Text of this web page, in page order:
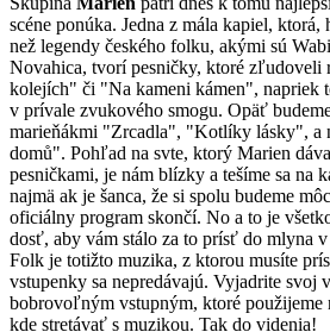
scéne ponúka. Jedna z mála kapiel, ktorá,
než legendy českého folku, akými sú
Novahica, tvorí pesničky, ktoré zľudoveli
kolejích" či "Na kameni kámen", napriek
v prívale zvukového smogu. Opäť
marieňákmi "Zrcadla", "Kotlíky lásky", a
domů". Pohľad na svte, ktorý Marien
pesničkami, je nám blízky a tešíme sa na
najmä ak je šanca, že si spolu budeme
oficiálny program skončí. No a to je
dosť, aby vám stálo za to prísť do mlyna
Folk je totižto muzika, z ktorou musíte
vstupenky sa nepredávajú. Vyjadrite
bobrovoľným vstupným, ktoré použijeme
kde stretávať s muzikou. Tak do videnia!